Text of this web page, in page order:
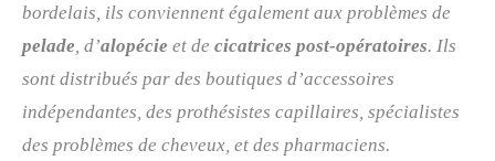
bordelais, ils conviennent également aux problèmes de
pelade , d’alopécie et de cicatrices post-opératoires. Ils
sont distribués par des boutiques d’accessoires
indépendantes, des prothésistes capillaires, spécialistes
des problèmes de cheveux, et des pharmaciens.